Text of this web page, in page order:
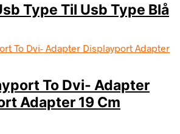
Type Til Usb Type Blå
To Dvi- Adapter
Adapter 19 Cm